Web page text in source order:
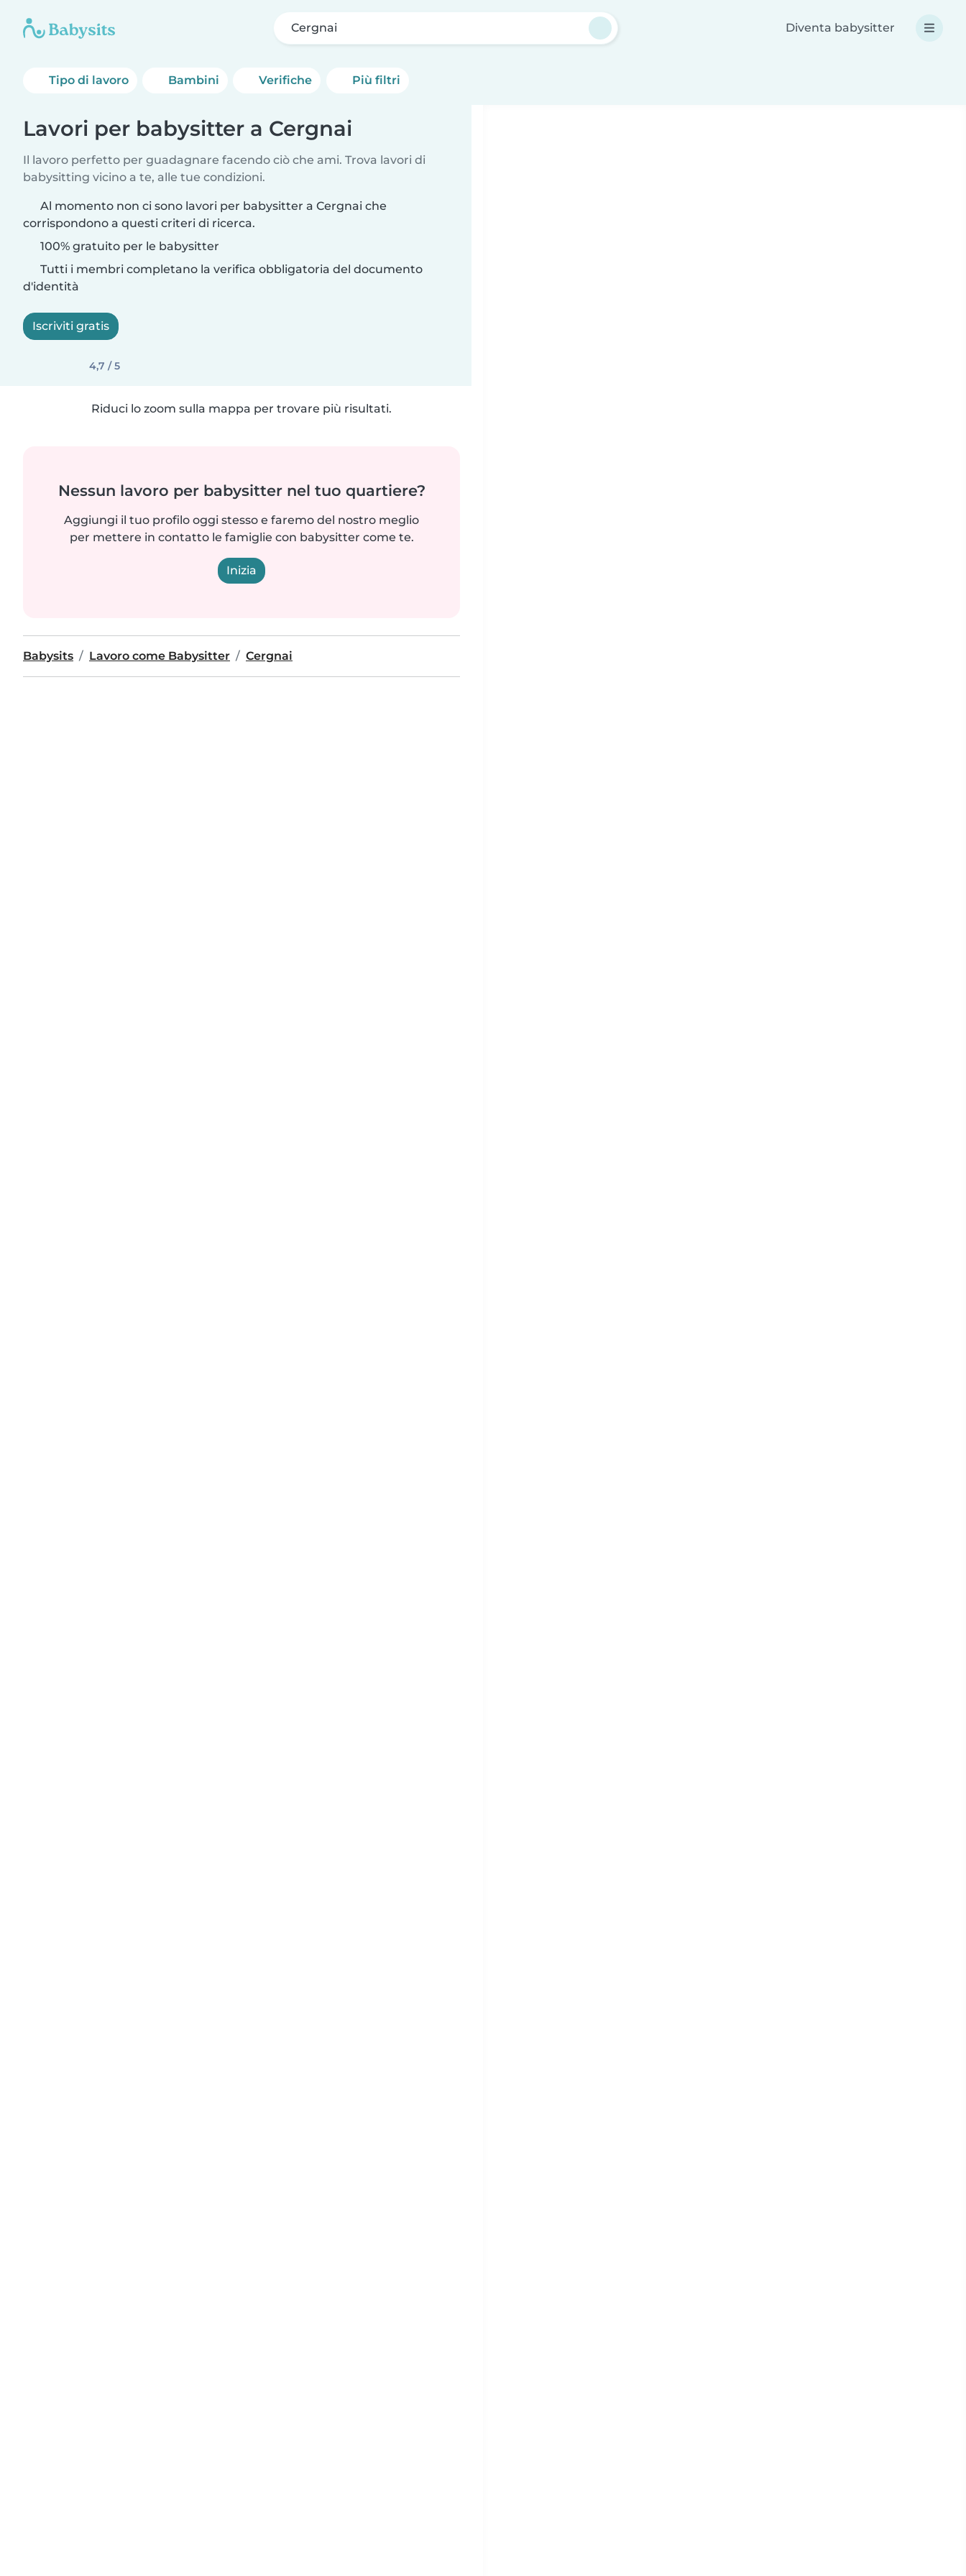
Cergnai Diventa babysitter
Tipo di lavoro Bambini Verifiche Più filtri
Lavori per babysitter a Cergnai
Il lavoro perfetto per guadagnare facendo ciò che ami. Trova lavori di
babysitting vicino a te, alle tue condizioni.
Al momento non ci sono lavori per babysitter a Cergnai che
corrispondono a questi criteri di ricerca.
100% gratuito per le babysitter
Tutti i membri completano la verifica obbligatoria del documento
d'identità
Iscriviti gratis
4,7 / 5
Riduci lo zoom sulla mappa per trovare più risultati.
Nessun lavoro per babysitter nel tuo quartiere?
Aggiungi il tuo profilo oggi stesso e faremo del nostro meglio
per mettere in contatto le famiglie con babysitter come te.
Inizia
Babysits Lavoro come Babysitter Cergnai